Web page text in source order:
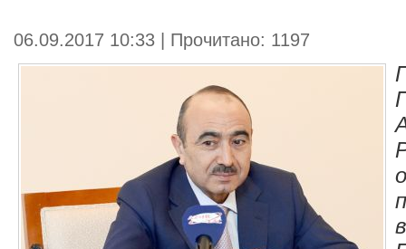
06.09.2017 10:33 | Прочитано: 1197